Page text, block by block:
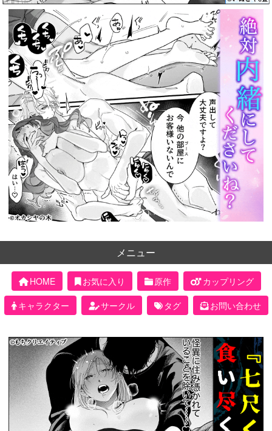
メニュー
HOME お気に入り 原作
カップリング
キャラクター
サークル タグ お問い合わせ